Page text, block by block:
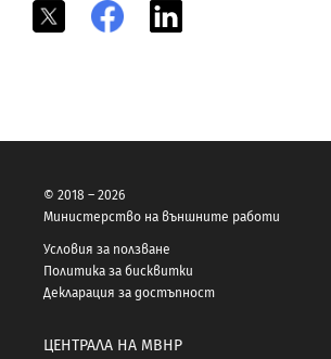
Facebook
© 2018 – 2026
Министерство на външните работи
Условия за ползване
Политика за бисквитки
Декларация за достъпност
ЦЕНТРАЛА НА МВНР